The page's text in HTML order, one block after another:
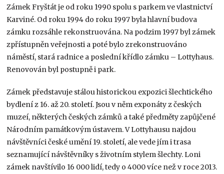
Zámek Fryštát je od roku 1990 spolu s parkem ve vlastnictví
Karviné. Od roku 1994 do roku 1997 byla hlavní budova
zámku rozsáhle rekonstruována. Na podzim 1997 byl zámek
zpřístupněn veřejnosti a poté bylo zrekonstruováno
náměstí, stará radnice a poslední křídlo zámku – Lottyhaus.
Renovován byl postupně i park.
Zámek představuje stálou historickou expozici šlechtického
bydlení z 16. až 20. století. Jsou v něm exponáty z českých
muzeí, některých českých zámků a také předměty zapůjčené
Národním památkovým ústavem. V Lottyhausu najdou
návštěvníci české umění 19. století, ale vede jím i trasa
seznamující návštěvníky s životním stylem šlechty. Loni
zámek navštívilo 16 000 lidí, tedy o 4000 více než v roce 2013.